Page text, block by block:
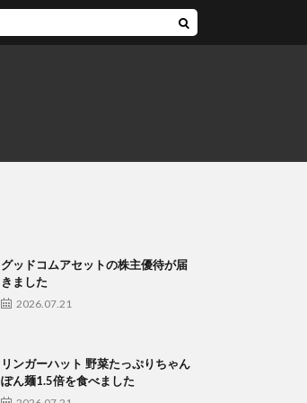
グッドコムアセットの株主優待が届
きました
2026.07.21
リンガーハット 野菜たっぷりちゃん
ぽん麺1.5倍を食べました